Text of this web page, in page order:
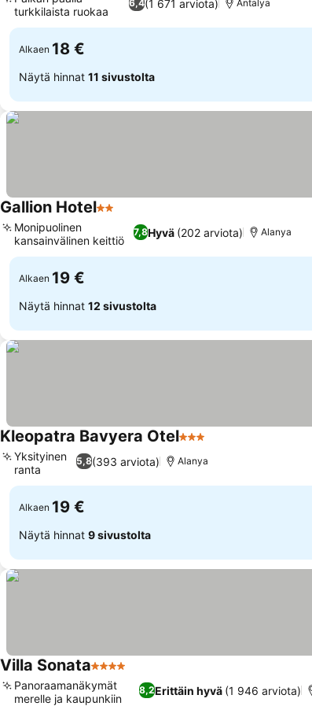
6,4(1 671 arviota)
turkkilaista ruokaa
Antalya
Alkaen 18 €
Näytä hinnat 11 sivustolta
Gallion Hotel2 Tähtiluokitus
7,8Hyvä (202 arviota)
Monipuolinen
kansainvälinen keittiö
Alanya
Alkaen 19 €
Näytä hinnat 12 sivustolta
Kleopatra Bavyera Otel3 Tähtiluokitus
5,8(393 arviota)
Yksityinen
ranta
Alanya
Alkaen 19 €
Näytä hinnat 9 sivustolta
Villa Sonata4 Tähtiluokitus
8,2Erittäin hyvä (1 946 arviota)
Panoraamanäkymät
merelle ja kaupunkiin